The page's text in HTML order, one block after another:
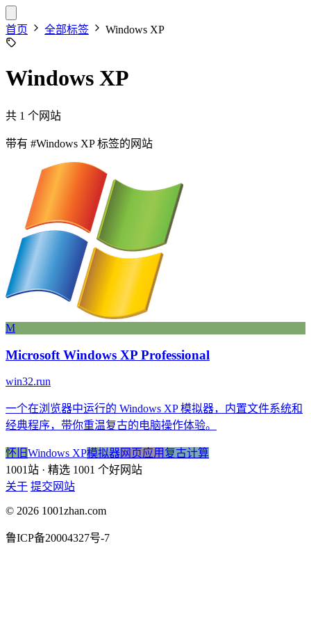
首页 全部标签 Windows XP
Windows XP
共 1 个网站
带有 #Windows XP标签的网站
M
Microsoft Windows XP Professional
win32.run
一个在浏览器中运行的 Windows XP 模拟器，内置文件系统和
经典程序，带你重温复古的电脑操作体验。
怀旧Windows XP模拟器网页应用 复古计算
1001站 · 精选 1001 个好网站
关于 提交网站
© 2026 1001zhan.com
鲁ICP备20004327号-7